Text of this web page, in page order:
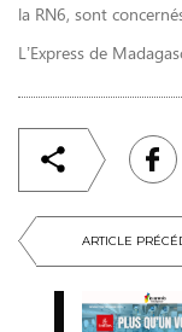
ARTICLE
la RN6, sont
L’Express de